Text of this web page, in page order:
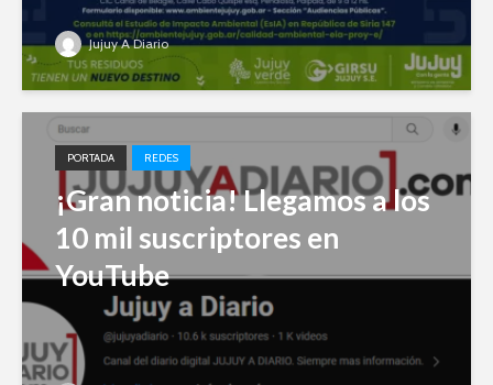
Jujuy A Diario
PORTADA REDES
¡Gran noticia! Llegamos a los
10 mil suscriptores en
YouTube